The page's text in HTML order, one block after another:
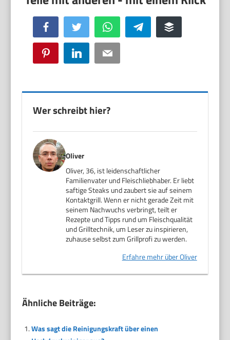
Facebook Twitter WhatsApp Telegram Buffer
Pinterest LinkedIn Email
Wer schreibt hier?
Oliver
Oliver, 36, ist leidenschaftlicher
Familienvater und Fleischliebhaber. Er liebt
saftige Steaks und zaubert sie auf seinem
Kontaktgrill. Wenn er nicht gerade Zeit mit
seinem Nachwuchs verbringt, teilt er
Rezepte und Tipps rund um Fleischqualität
und Grilltechnik, um Leser zu inspirieren,
zuhause selbst zum Grillprofi zu werden.
Erfahre mehr über Oliver
Ähnliche Beiträge:
Was sagt die Reinigungskraft über einen